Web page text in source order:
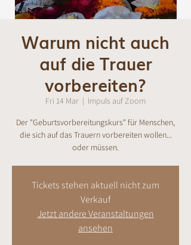
Warum nicht auch
auf die Trauer
vorbereiten?
Fri 14 Mar
  |
Impuls auf Zoom
Der "Geburtsvorbereitungskurs" für Menschen,
die sich auf das Trauern vorbereiten wollen...
oder müssen.
Tickets stehen aktuell nicht zum
Verkauf
Jetzt andere Veranstaltungen
ansehen